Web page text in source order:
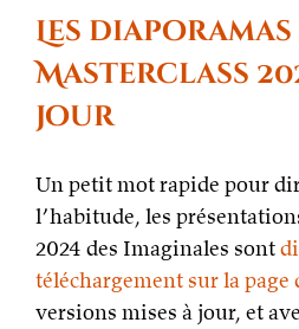
Les
Masterclass
jour
Un petit mot rapide pour
l’habitude, les
2024 des Imaginales sont
téléchargement sur la page
versions mises à jour, et